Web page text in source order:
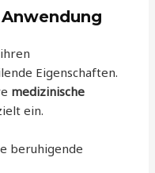
Eigenschaften.
medizinische
ein.
beruhigende